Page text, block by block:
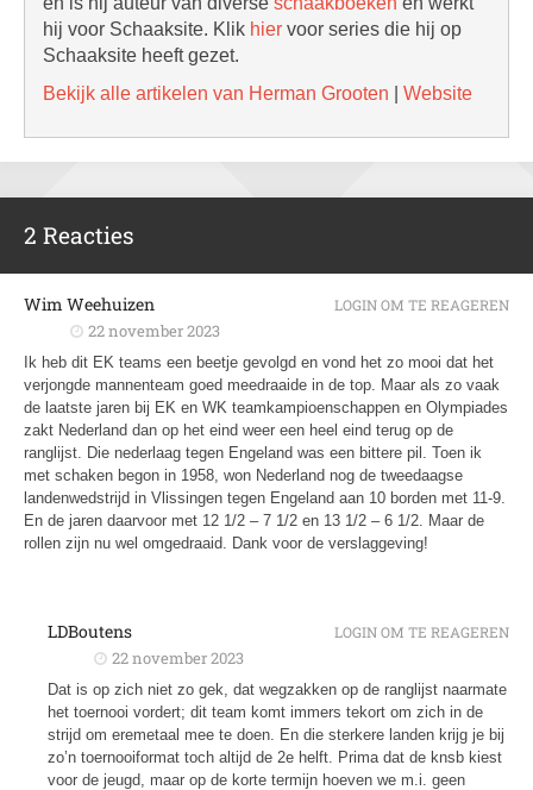
hij voor Schaaksite. Klik hier voor series die hij op
Schaaksite heeft gezet.
Bekijk alle artikelen van Herman Grooten
Website
2 Reacties
Wim Weehuizen
22 november 2023
Ik heb dit EK teams een beetje gevolgd en vond het zo mooi dat het
verjongde mannenteam goed meedraaide in de top. Maar als zo vaak
de laatste jaren bij EK en WK teamkampioenschappen en Olympiades
zakt Nederland dan op het eind weer een heel eind terug op de
ranglijst. Die nederlaag tegen Engeland was een bittere pil. Toen ik
met schaken begon in 1958, won Nederland nog de tweedaagse
landenwedstrijd in Vlissingen tegen Engeland aan 10 borden met 11-9.
En de jaren daarvoor met 12 1/2 – 7 1/2 en 13 1/2 – 6 1/2. Maar de
rollen zijn nu wel omgedraaid. Dank voor de verslaggeving!
LOGIN OM TE REAGEREN
LDBoutens
22 november 2023
Dat is op zich niet zo gek, dat wegzakken op de ranglijst naarmate
het toernooi vordert; dit team komt immers tekort om zich in de
strijd om eremetaal mee te doen. En die sterkere landen krijg je bij
zo’n toernooiformat toch altijd de 2e helft. Prima dat de knsb kiest
voor de jeugd, maar op de korte termijn hoeven we m.i. geen
LOGIN OM TE REAGEREN